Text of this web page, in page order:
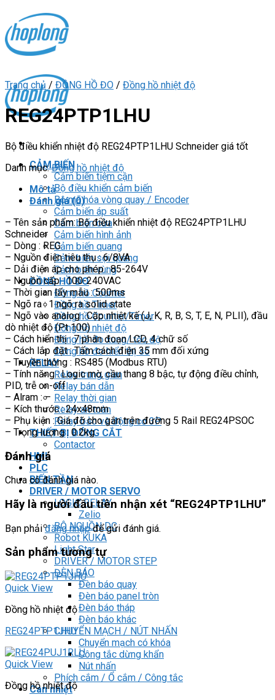
content
CẢM BIẾN
Cảm biến tiệm cận
Bộ điều khiển cảm biến
Bộ mã hóa vòng quay / Encoder
Cảm biến áp suất
Cảm biến cửa
Cảm biến hình ảnh
Cảm biến quang
Cảm biến sợi quang
Cảm biến vùng
ĐỒNG HỒ ĐO
Đồng hồ Counter
Đồng hồ Timer
Đồng hồ Counter/Timer
Đồng hồ nhiệt độ
Đồng hồ đo xung/ tốc độ
Đồng hồ đo hiển thị số
RELAY
Relay trung gian
Relay bán dẫn
Relay thời gian
Relay an toàn
Relay bảo vệ động cơ 3P
THIẾT BỊ ĐÓNG CẮT
Contactor
HMI
PLC
BIẾN TẦN
DRIVER / MOTOR SERVO
LOGIC RELAY
Zelio
BỘ NGUỒN DC
Robot KUKA
Light Star
DRIVER / MOTOR STEP
ĐÈN BÁO
Đèn báo quay
Đèn báo panel tròn
Đèn báo tháp
Đèn báo khác
CHUYỂN MẠCH / NÚT NHẤN
Chuyển mạch có khóa
Công tắc dừng khẩn
Nút nhấn
Phích cắm / Ổ cắm / Công tắc
Can nhiệt
Trang chủ / ĐỒNG HỒ ĐO / Đồng hồ nhiệt độ
REG24PTP1LHU
Bộ điều khiển nhiệt độ REG24PTP1LHU Schneider giá tốt
Danh mục:Đồng hồ nhiệt độ
Mô tả
Đánh giá (0)
– Tên sản phẩm: Bộ điều khiển nhiệt độ REG24PTP1LHU
Schneider
– Dòng : REG
– Nguồn điện tiêu thụ : 6/8VA
– Dải điện áp cho phép : 85-264V
– Nguồn cấp : 100-240VAC
– Thời gian lấy mẫu : 500ms
– Ngõ ra : 1 ngõ ra solid state
– Ngõ vào analog : Cặp nhiệt kế (J, K, R, B, S, T, E, N, PLII), đầu
dò nhiệt độ (Pt 100)
– Cách hiển thị : 7 phân đoạn LCD, 4 chữ số
– Cách lắp đặt : Tấm cách điện 35 mm đối xứng
– Truyền thông : RS485 (Modbus RTU)
– Tính năng : Logic mờ, cầu thang 8 bậc, tự động điều chỉnh,
PID, trễ on-off
– Alram : –
– Kích thước : 24x48mm
– Phụ kiện : Giá đỡ cho gắn trên đường 5 Rail REG24PSOC
– Trọng lượng : 0.2kg
Đánh giá
Chưa có đánh giá nào.
Hãy là người đầu tiên nhận xét “REG24PTP1LHU”
Bạn phảiđăng nhậpđể gửi đánh giá.
Sản phẩm tương tự
Quick View
Đồng hồ nhiệt độ
REG24PTP1JHU
Quick View
Đồng hồ nhiệt độ